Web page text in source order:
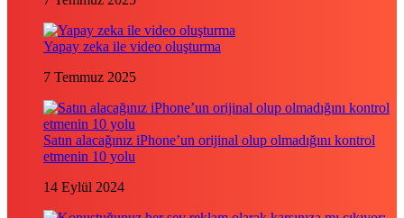
Yapay zeka ile video oluşturma
7 Temmuz 2025
Satın alacağınız iPhone’un orijinal olup olmadığını kontrol
etmenin 10 yolu
14 Eylül 2024